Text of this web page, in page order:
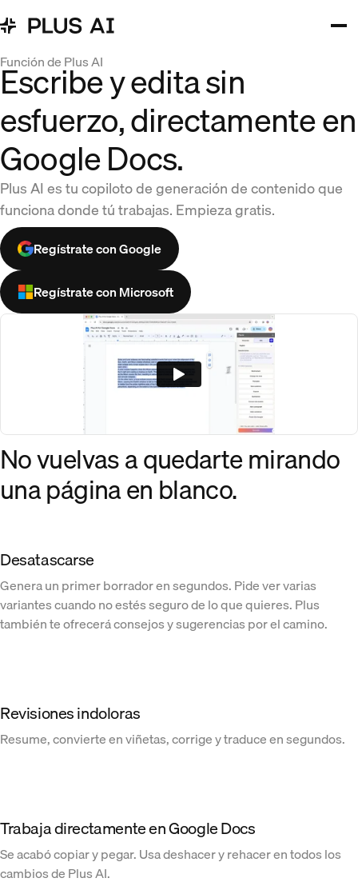
Función de Plus AI
Escribe y edita sin
esfuerzo, directamente en
Google Docs.
Plus AI es tu copiloto de generación de contenido que
funciona donde tú trabajas. Empieza gratis.
Regístrate con Google
Regístrate con Microsoft
No vuelvas a quedarte mirando
una página en blanco.
Desatascarse
Genera un primer borrador en segundos. Pide ver varias
variantes cuando no estés seguro de lo que quieres. Plus
también te ofrecerá consejos y sugerencias por el camino.
Revisiones indoloras
Resume, convierte en viñetas, corrige y traduce en segundos.
Trabaja directamente en Google Docs
Se acabó copiar y pegar. Usa deshacer y rehacer en todos los
cambios de Plus AI.